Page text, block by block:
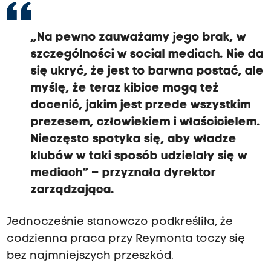
„Na pewno zauważamy jego brak, w
szczególności w social mediach. Nie da
się ukryć, że jest to barwna postać, ale
myślę, że teraz kibice mogą też
docenić, jakim jest przede wszystkim
prezesem, człowiekiem i właścicielem.
Nieczęsto spotyka się, aby władze
klubów w taki sposób udzielały się w
mediach” – przyznała dyrektor
zarządzająca.
Jednocześnie stanowczo podkreśliła, że
codzienna praca przy Reymonta toczy się
bez najmniejszych przeszkód.